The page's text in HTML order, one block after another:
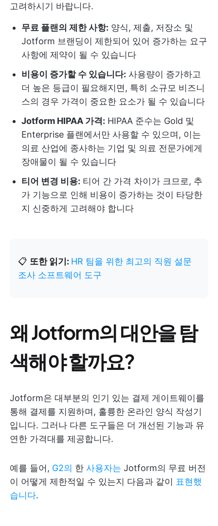
고려하시기 바랍니다.
무료 플랜의 제한 사항: 양식, 제출, 저장소 및
Jotform 브랜딩이 제한되어 있어 증가하는 요구
사항에 제약이 될 수 있습니다
비용이 증가할 수 있습니다: 사용량이 증가하고
더 높은 등급이 필요해지면, 특히 소규모 비즈니
스의 경우 가격이 중요한 요소가 될 수 있습니다
Jotform HIPAA 가격: HIPAA 준수는 Gold 및
Enterprise 플랜에서만 사용할 수 있으며, 이는
의료 산업에 종사하는 기업 및 의료 전문가에게
장애물이 될 수 있습니다
티어 변경 비용: 티어 간 가격 차이가 크므로, 추
가 기능으로 인해 비용이 증가하는 것이 타당한
지 신중하게 고려해야 합니다
📋 또한 읽기: HR 팀을 위한 최고의 직원 설문
조사 소프트웨어 도구
왜 Jotform의 대안을 탐
색해야 할까요?
Jotform은 대부분의 인기 있는 결제 게이트웨이를
통해 결제를 지원하며, 훌륭한 온라인 양식 작성기
입니다. 그러나 다른 도구들은 더 개선된 기능과 유
연한 가격대를 제공합니다.
예를 들어, G2의 한 사용자는 Jotform의 무료 버전
이 어떻게 제한적일 수 있는지 다음과 같이 표현했
습니다.